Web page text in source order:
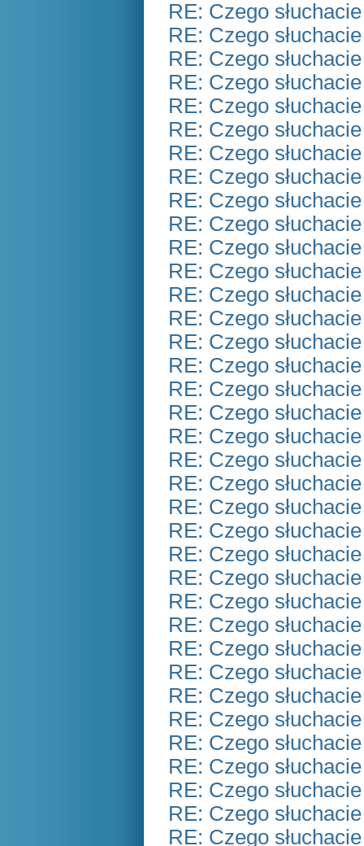
RE: Czego
RE: Czego
RE: Czego
RE: Czego
RE: Czego
RE: Czego
RE: Czego
RE: Czego
RE: Czego
RE: Czego
RE: Czego
RE: Czego
RE: Czego
RE: Czego
RE: Czego
RE: Czego
RE: Czego
RE: Czego
RE: Czego
RE: Czego
RE: Czego
RE: Czego
RE: Czego
RE: Czego
RE: Czego
RE: Czego
RE: Czego
RE: Czego
RE: Czego
RE: Czego
RE: Czego
RE: Czego
RE: Czego
RE: Czego
RE: Czego
RE: Czego